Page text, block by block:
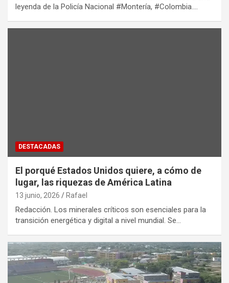
leyenda de la Policía Nacional #Montería, #Colombia.…
DESTACADAS
El porqué Estados Unidos quiere, a cómo de
lugar, las riquezas de América Latina
13 junio, 2026 Rafael
Redacción. Los minerales críticos son esenciales para la
transición energética y digital a nivel mundial. Se…